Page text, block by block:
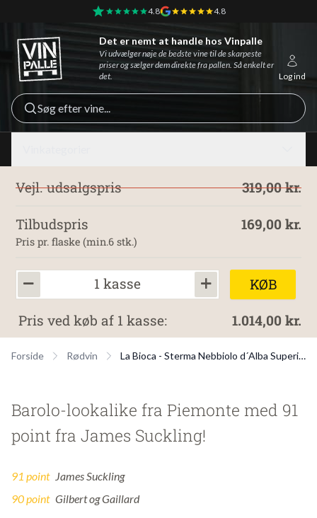
4.8 4.8
Vinpalle - Forside
Log ind
Det er nemt at handle hos Vinpalle
Vi udvælger nøje de bedste vine til de skarpeste
priser og sælger dem direkte fra pallen. Så enkelt er
det.
Søg efter vine...
319,00 kr.
Vejl. udsalgspris
169,00 kr.
Tilbudspris
Pris pr. flaske (min.6 stk.)
KØB
1 kasse
1.014,00 kr.
Pris ved køb af 1 kasse:
Forside Rødvin La Bioca - Sterma Nebbiolo d´Alba Superiore 2022
Barolo-lookalike fra Piemonte med 91
point fra James Suckling!
91 point James Suckling
90 point Gilbert og Gaillard